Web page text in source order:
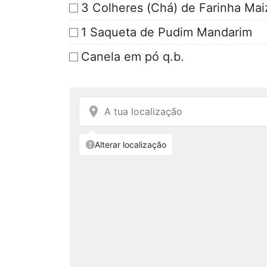
3 Colheres (Chá) de Farinha
1 Saqueta de Pudim Mandarim
Canela em pó q.b.